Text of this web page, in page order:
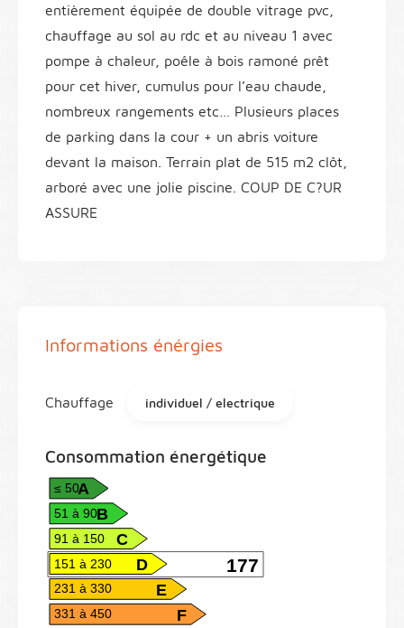
entièrement équipée de double vitrage pvc,
chauffage au sol au rdc et au niveau 1 avec
pompe à chaleur, poêle à bois ramoné prêt
pour cet hiver, cumulus pour l’eau chaude,
nombreux rangements etc… Plusieurs places
de parking dans la cour + un abris voiture
devant la maison. Terrain plat de 515 m2 clôt,
arboré avec une jolie piscine. COUP DE C?UR
ASSURE
Informations énérgies
Chauffage individuel / electrique
Consommation énergétique
A
≤ 50
B
51 à 90
C
91 à 150
177
D
151 à 230
E
231 à 330
F
331 à 450